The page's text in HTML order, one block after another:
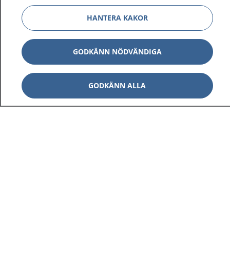
HANTERA KAKOR
GODKÄNN NÖDVÄNDIGA
GODKÄNN ALLA